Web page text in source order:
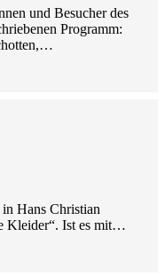
und Besucher des
Programm:
Hans Christian
Kleider“. Ist es mit…